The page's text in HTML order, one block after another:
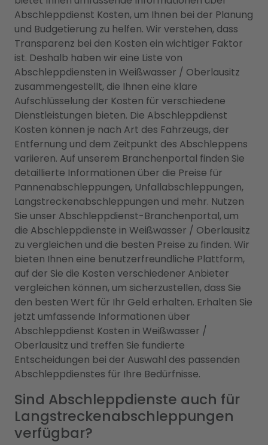
Abschleppdienst Kosten, um Ihnen bei der Planung
und Budgetierung zu helfen. Wir verstehen, dass
Transparenz bei den Kosten ein wichtiger Faktor
ist. Deshalb haben wir eine Liste von
Abschleppdiensten in Weißwasser / Oberlausitz
zusammengestellt, die Ihnen eine klare
Aufschlüsselung der Kosten für verschiedene
Dienstleistungen bieten. Die Abschleppdienst
Kosten können je nach Art des Fahrzeugs, der
Entfernung und dem Zeitpunkt des Abschleppens
variieren. Auf unserem Branchenportal finden Sie
detaillierte Informationen über die Preise für
Pannenabschleppungen, Unfallabschleppungen,
Langstreckenabschleppungen und mehr. Nutzen
Sie unser Abschleppdienst-Branchenportal, um
die Abschleppdienste in Weißwasser / Oberlausitz
zu vergleichen und die besten Preise zu finden. Wir
bieten Ihnen eine benutzerfreundliche Plattform,
auf der Sie die Kosten verschiedener Anbieter
vergleichen können, um sicherzustellen, dass Sie
den besten Wert für Ihr Geld erhalten. Erhalten Sie
jetzt umfassende Informationen über
Abschleppdienst Kosten in Weißwasser /
Oberlausitz und treffen Sie fundierte
Entscheidungen bei der Auswahl des passenden
Abschleppdienstes für Ihre Bedürfnisse.
Sind Abschleppdienste auch für
Langstreckenabschleppungen
verfügbar?